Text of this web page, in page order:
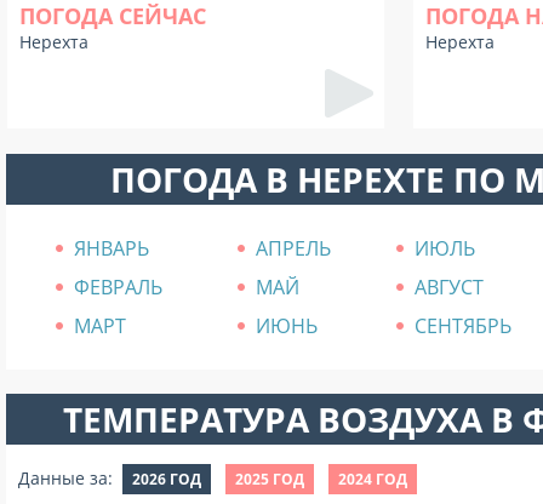
ПОГОДА СЕЙЧАС
Нерехта
ПОГОДА
Нерехта
ПОГОДА В НЕРЕХТЕ ПО
ЯНВАРЬ АПРЕЛЬ
ИЮЛЬ
ФЕВРАЛЬ
МАЙ
АВГУСТ
МАРТ
ИЮНЬ СЕНТЯБРЬ
ТЕМПЕРАТУРА ВОЗДУХА В
Данные за: 2026 ГОД 2025 ГОД 2024 ГОД